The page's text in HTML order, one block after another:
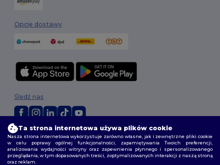
Opcje dostawy
2026. Wszelkie prawa zastrzeżone
Warunki i Zasady|Polityka niestandardowa|polityka prywatności|
Polityka plików cookie|Mapa strony
Śledź nas
Ta strona internetowa używa plików cookie
Nasza strona internetowa wykorzystuje zarówno własne, jak i zewnętrzne pliki cookie
w celu poprawy ogólnej funkcjonalności, zapamiętywania Twoich preferencji,
analizowania wydajności witryny oraz zapewnienia płynnego i spersonalizowanego
przeglądania, w tym dopasowanych treści, zoptymalizowanych interakcji z naszą stroną
oraz reklam.